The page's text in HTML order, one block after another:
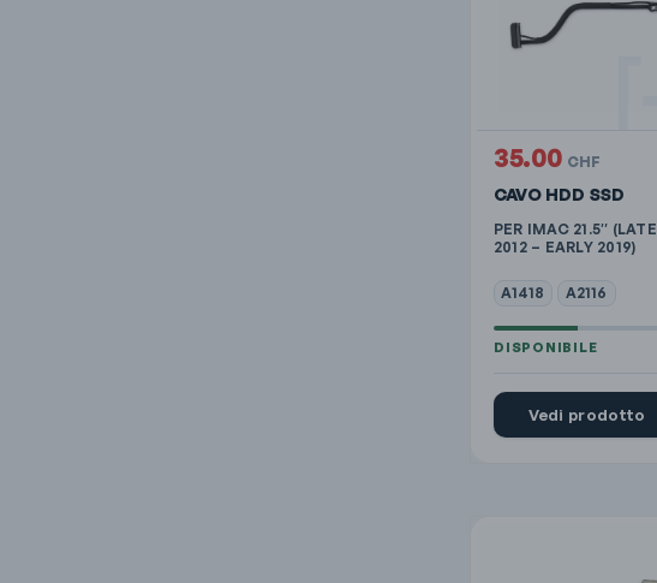
CAVO HDD SSD
PER IMAC 21.5″ (LATE
2012 – EARLY 2019)
A1418 A2116
35.00 CHF
Vedi prodotto